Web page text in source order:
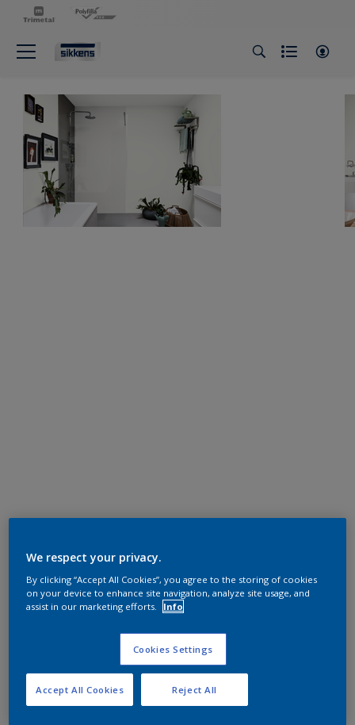
We respect your privacy.
By clicking “Accept All Cookies”, you agree to the storing of cookies
on your device to enhance site navigation, analyze site usage, and
assist in our marketing efforts.
Info
Cookies Settings
Reject All
Accept All Cookies